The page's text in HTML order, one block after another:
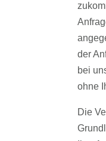
der
bei
ohne
Die